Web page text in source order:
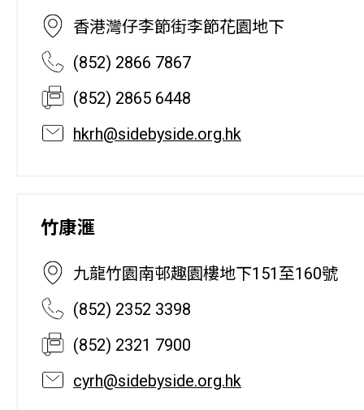
香港灣仔李節街李節花園地下
(852) 2866 7867
(852) 2865 6448
hkrh@sidebyside.org.hk
竹康滙
九龍竹園南邨趣園樓地下151至160號
(852) 2352 3398
(852) 2321 7900
cyrh@sidebyside.org.hk